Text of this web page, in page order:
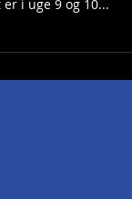
Sand hos BKJ
har stadig ledige
i uge 9 og 10...